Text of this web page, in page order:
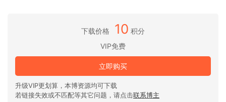
下载价格 10 积分
VIP免费
立即购买
升级VIP更划算，本博资源均可下载
若链接失效或不匹配等其它问题，请点击联系博主